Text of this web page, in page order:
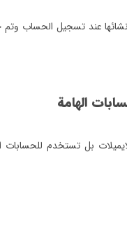
عند تسجيل الحساب وتم
الهامة
بل تستخدم